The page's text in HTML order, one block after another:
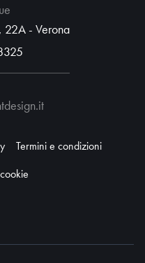
22A - Verona
Termini e condizioni